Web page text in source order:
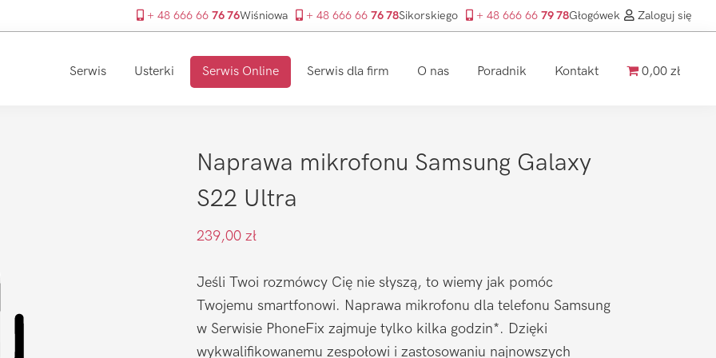
+ 48 666 66 76 76Wiśniowa + 48 666 66 76 78Sikorskiego + 48 666 66 79 78Głogówek Zaloguj się
Serwis Usterki Serwis Online Serwis dla firm O nas Poradnik Kontakt 0,00 zł
Naprawa mikrofonu Samsung Galaxy
S22 Ultra
239,00 zł
Jeśli Twoi rozmówcy Cię nie słyszą, to wiemy jak pomóc
Twojemu smartfonowi. Naprawa mikrofonu dla telefonu Samsung
w Serwisie PhoneFix zajmuje tylko kilka godzin*. Dzięki
wykwalifikowanemu zespołowi i zastosowaniu najnowszych